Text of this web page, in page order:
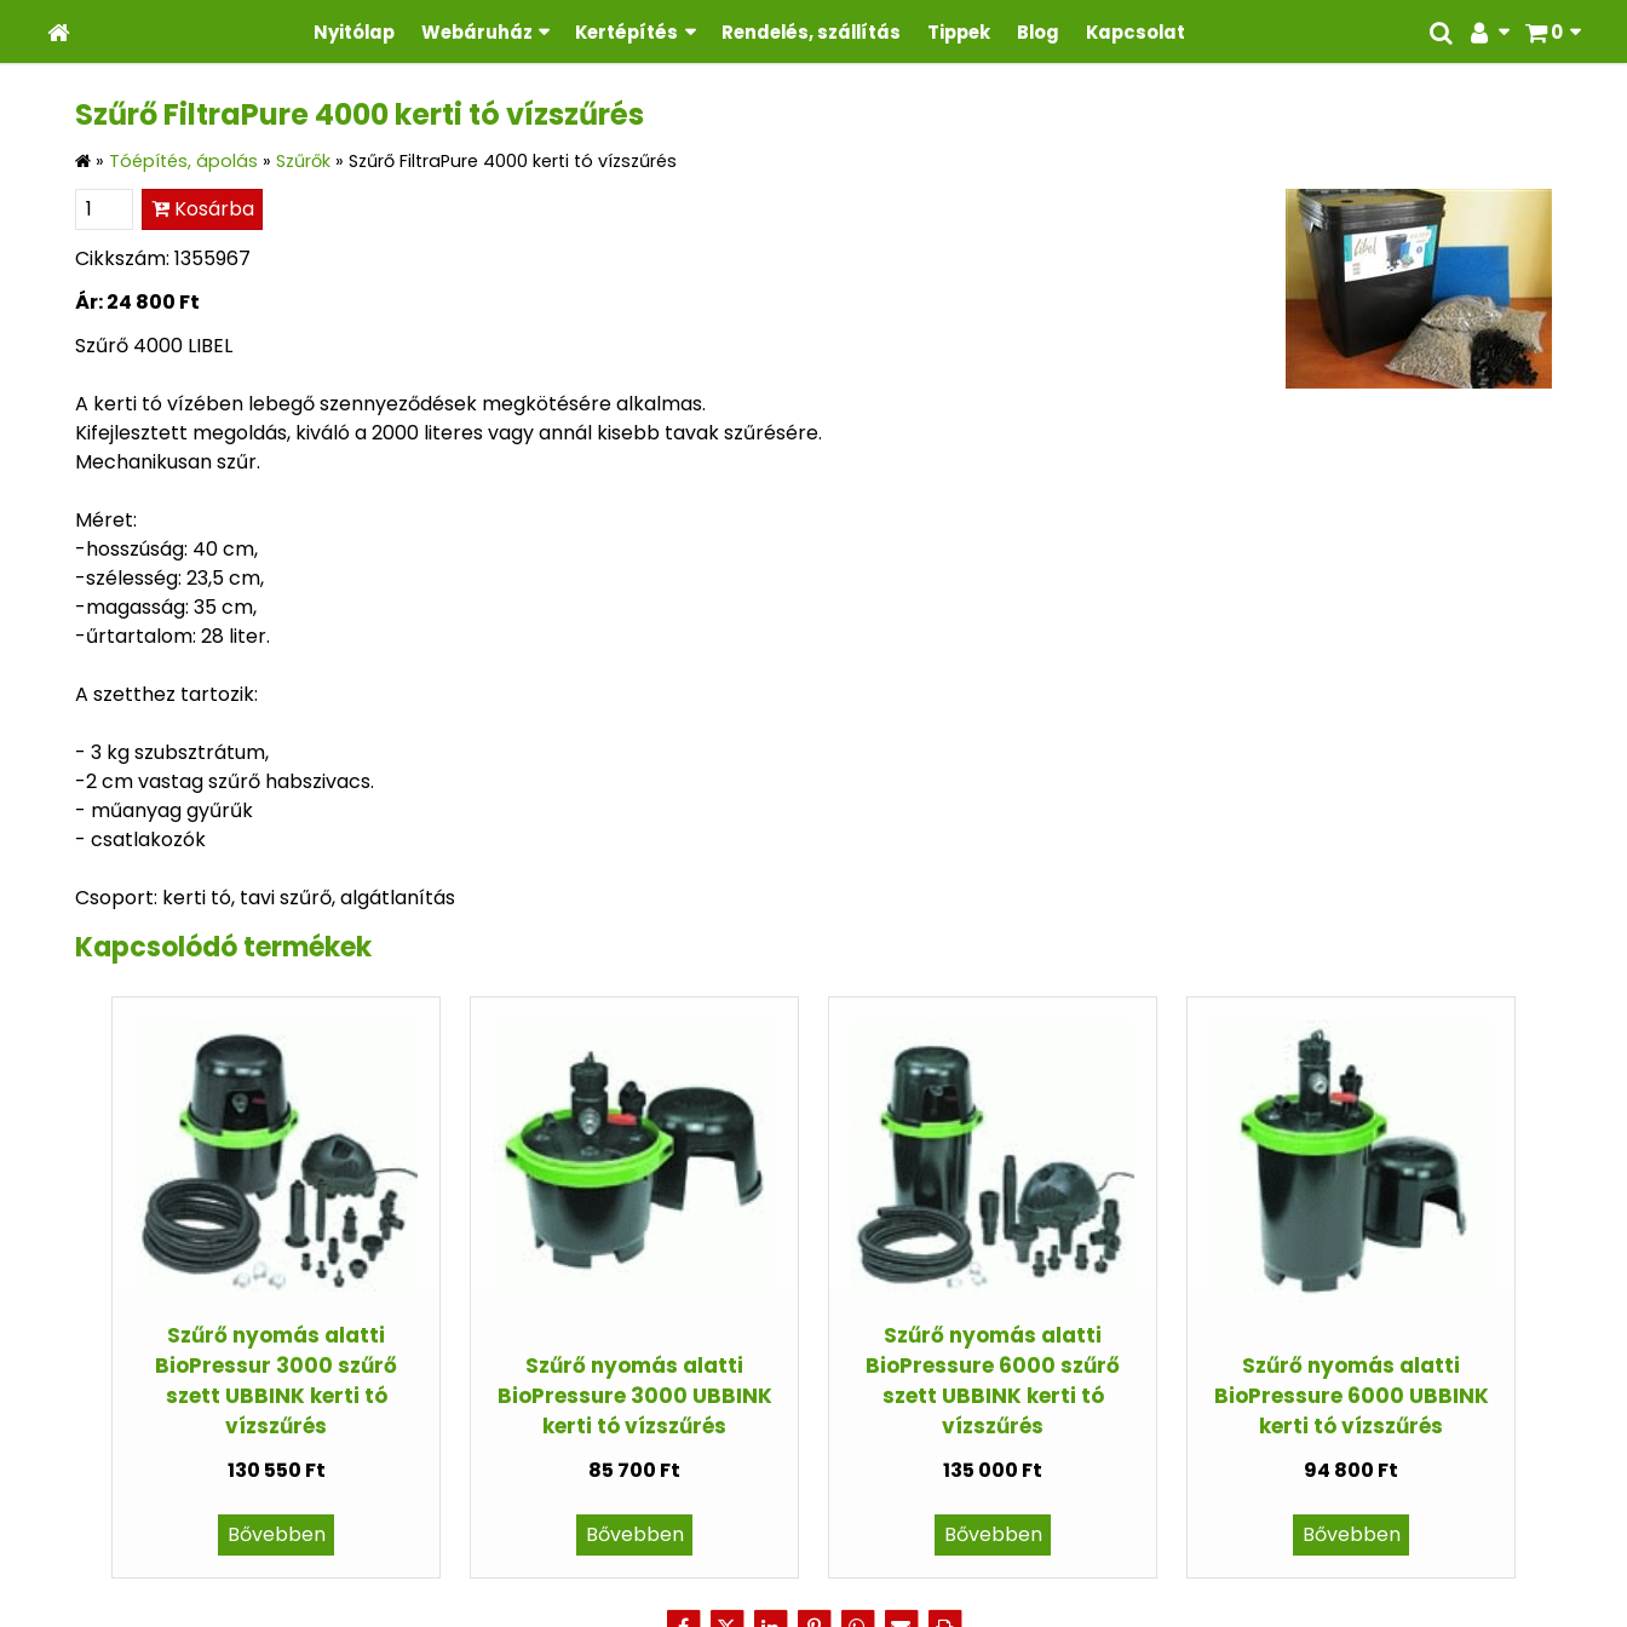
0
Nyitólap Webáruház Kertépítés Rendelés, szállítás Tippek Blog Kapcsolat
Szűrő FiltraPure 4000 kerti tó vízszűrés
» Tóépítés, ápolás » Szűrők » Szűrő FiltraPure 4000 kerti tó vízszűrés
Kosárba
Cikkszám: 1355967
Ár:24 800 Ft
Szűrő 4000 LIBEL
A kerti tó vízében lebegő szennyeződések megkötésére alkalmas.
Kifejlesztett megoldás, kiváló a 2000 literes vagy annál kisebb tavak szűrésére.
Mechanikusan szűr.
Méret:
-hosszúság: 40 cm,
-szélesség: 23,5 cm,
-magasság: 35 cm,
-űrtartalom: 28 liter.
A szetthez tartozik:
- 3 kg szubsztrátum,
-2 cm vastag szűrő habszivacs.
- műanyag gyűrűk
- csatlakozók
Csoport: kerti tó, tavi szűrő, algátlanítás
Kapcsolódó termékek
Szűrő nyomás alatti
BioPressur 3000 szűrő
szett UBBINK kerti tó
vízszűrés
130 550 Ft
Bővebben
Szűrő nyomás alatti
BioPressure 3000 UBBINK
kerti tó vízszűrés
85 700 Ft
Bővebben
Szűrő nyomás alatti
BioPressure 6000 szűrő
szett UBBINK kerti tó
vízszűrés
135 000 Ft
Bővebben
Szűrő nyomás alatti
BioPressure 6000 UBBINK
kerti tó vízszűrés
94 800 Ft
Bővebben